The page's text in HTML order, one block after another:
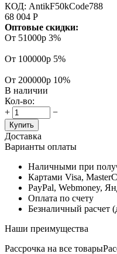
КОД: AntikF50kCode788
68 004 Р
Оптовые скидки:
От 51000р 3%
От 100000р 5%
От 200000р 10%
В наличии
Кол-во:
+
−
Купить
Доставка
Варианты оплаты
Наличными при
Картами Visa,
PayPal, Webmoney,
Оплата по счету
Безналичный расчет
Наши преимущества
Рассрочка на все товары